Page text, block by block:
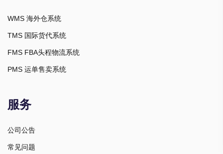
WMS 海外仓系统
TMS 国际货代系统
FMS FBA头程物流系统
PMS 运单售卖系统
服务
公司公告
常见问题